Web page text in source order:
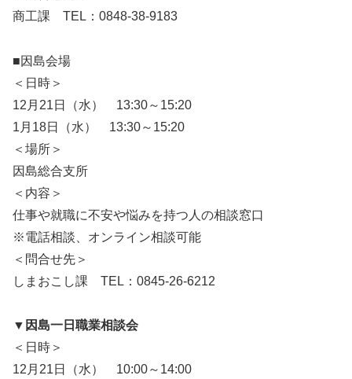
商工課 TEL：0848-38-9183
■因島会場
＜日時＞
12月21日（水） 13:30～15:20
1月18日（水） 13:30～15:20
＜場所＞
因島総合支所
＜内容＞
仕事や就職に不安や悩みを持つ人の相談窓口
※電話相談、オンライン相談可能
＜問合せ先＞
しまおこし課 TEL：0845-26-6212
▼因島一日職業相談会
＜日時＞
12月21日（水） 10:00～14:00